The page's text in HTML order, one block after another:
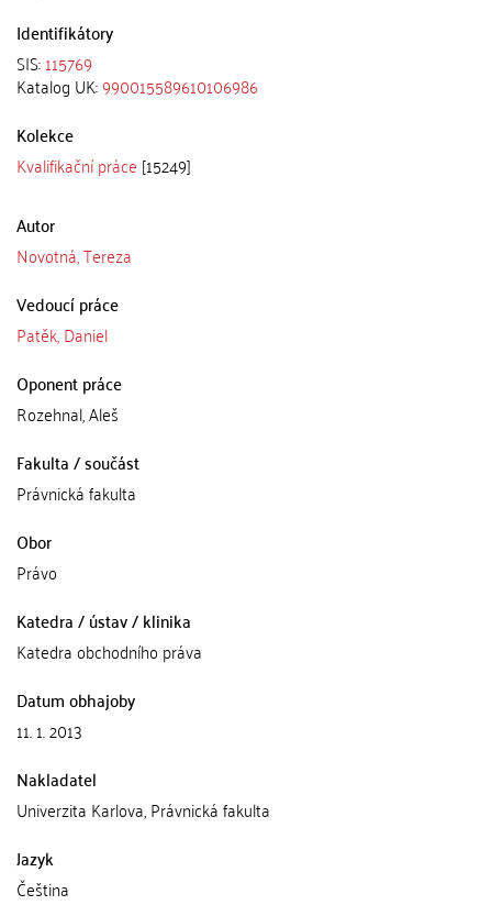
Identifikátory
SIS:115769
Katalog UK:990015589610106986
Kolekce
Kvalifikační práce [15249]
Autor
Novotná, Tereza
Vedoucí práce
Patěk, Daniel
Oponent práce
Rozehnal, Aleš
Fakulta / součást
Právnická fakulta
Obor
Právo
Katedra / ústav / klinika
Katedra obchodního práva
Datum obhajoby
11. 1. 2013
Nakladatel
Univerzita Karlova, Právnická fakulta
Jazyk
Čeština